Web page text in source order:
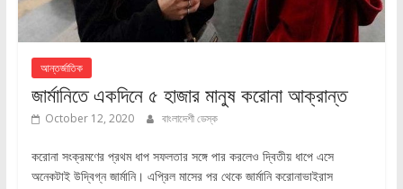
আন্তর্জাতিক
জার্মানিতে একদিনে ৫ হাজার মানুষ করোনা আক্রান্ত
October 12, 2020 বাংলাদেশী ডেস্ক
করোনা সংক্রমণের প্রথম ধাপ সফলতার সঙ্গে পার করলেও দ্বিতীয় ধাপে এসে
অনেকটাই উদ্বিগ্ন জার্মানি। এপ্রিল মাসের পর থেকে জার্মানি করোনাভাইরাস